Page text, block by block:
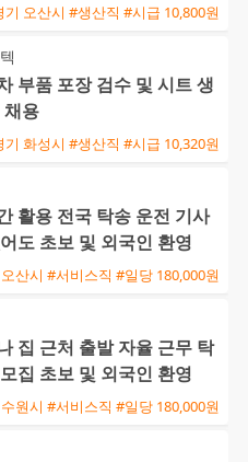
기 오산시 #생산직 #시급 10,800원
부품 포장 검수 및 시트 생
채용
기 화성시 #생산직 #시급 10,320원
활용 전국 탁송 운전 기사
도 초보 및 외국인 환영
산시 #서비스직 #일당 180,000원
집 근처 출발 자율 근무 탁
집 초보 및 외국인 환영
원시 #서비스직 #일당 180,000원